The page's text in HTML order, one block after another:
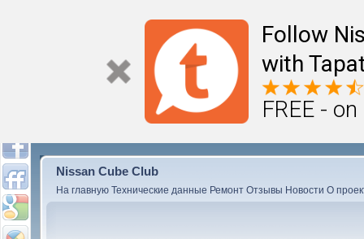
Follow
with
FREE -
Nissan Cube Club
На главную Технические данные Ремонт Отзывы Новости О